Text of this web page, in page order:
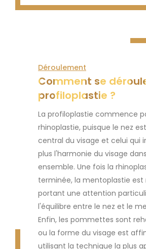
Déroulement
Comment se
profiloplastie ?
La profiloplastie commence
rhinoplastie, puisque le nez
central du visage et celui qui
plus l'harmonie du visage
ensemble. Une fois la
terminée, la mentoplastie est
portant une attention
l'équilibre entre le nez et le
Enfin, les pommettes sont
ou la forme du visage est
utilisant la technique la plus